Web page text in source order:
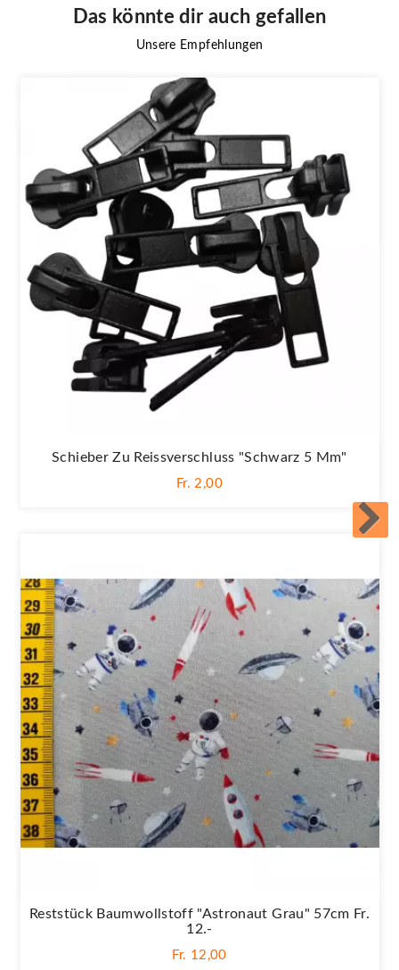
Das könnte dir auch gefallen
Unsere Empfehlungen
Schieber Zu Reissverschluss "Schwarz 5 Mm"
Fr. 2,00
Reststück Baumwollstoff "Astronaut Grau" 57cm Fr.
12.-
Fr. 12,00